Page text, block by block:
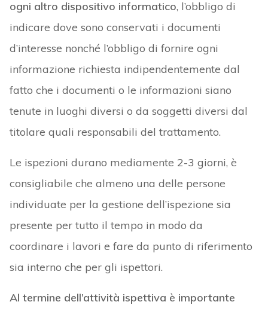
ogni altro dispositivo informatico, l’obbligo di
indicare dove sono conservati i documenti
d’interesse nonché l’obbligo di fornire ogni
informazione richiesta indipendentemente dal
fatto che i documenti o le informazioni siano
tenute in luoghi diversi o da soggetti diversi dal
titolare quali responsabili del trattamento.
Le ispezioni durano mediamente 2-3 giorni, è
consigliabile che almeno una delle persone
individuate per la gestione dell’ispezione sia
presente per tutto il tempo in modo da
coordinare i lavori e fare da punto di riferimento
sia interno che per gli ispettori.
Al termine dell’attività ispettiva è importante